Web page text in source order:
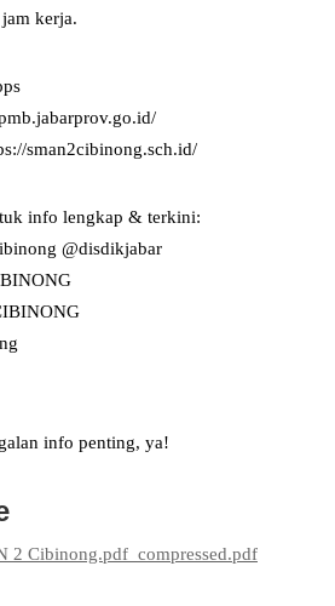
kerja.
sman2cibinong.sch.id/
info lengkap & terkini:
@disdikjabar
info penting, ya!
2 Cibinong.pdf_compressed.pdf